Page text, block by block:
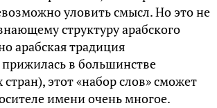
уловить смысл. Но это не
структуру арабского
арабская традиция
в большинстве
этот «набор слов» сможет
имени очень многое.